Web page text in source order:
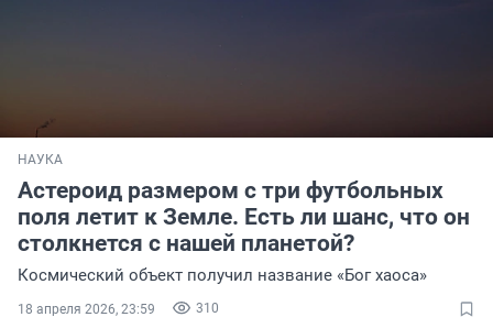
НАУКА
Астероид размером с три футбольных
поля летит к Земле. Есть ли шанс, что он
столкнется с нашей планетой?
Космический объект получил название «Бог хаоса»
310
18 апреля 2026, 23:59